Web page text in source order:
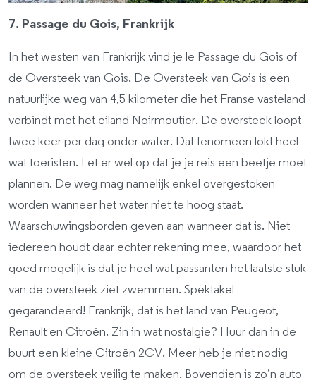
7. Passage du Gois, Frankrijk
In het westen van Frankrijk vind je le Passage du Gois of
de Oversteek van Gois. De Oversteek van Gois is een
natuurlijke weg van 4,5 kilometer die het Franse vasteland
verbindt met het eiland Noirmoutier. De oversteek loopt
twee keer per dag onder water. Dat fenomeen lokt heel
wat toeristen. Let er wel op dat je je reis een beetje moet
plannen. De weg mag namelijk enkel overgestoken
worden wanneer het water niet te hoog staat.
Waarschuwingsborden geven aan wanneer dat is. Niet
iedereen houdt daar echter rekening mee, waardoor het
goed mogelijk is dat je heel wat passanten het laatste stuk
van de oversteek ziet zwemmen. Spektakel
gegarandeerd! Frankrijk, dat is het land van Peugeot,
Renault en Citroën. Zin in wat nostalgie? Huur dan in de
buurt een kleine Citroën 2CV. Meer heb je niet nodig
om de oversteek veilig te maken. Bovendien is zo’n auto